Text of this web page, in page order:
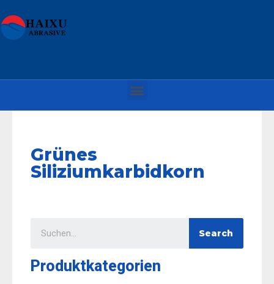
Grünes
Siliziumkarbidkorn
Search
Produktkategorien